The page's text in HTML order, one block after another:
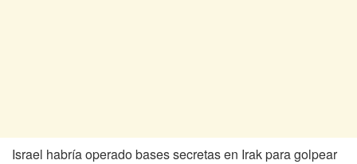
Israel habría operado bases secretas en Irak para golpear